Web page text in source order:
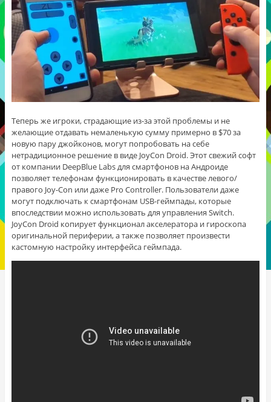
Теперь же игроки, страдающие из-за этой проблемы и не
желающие отдавать немаленькую сумму примерно в $70 за
новую пару джойконов, могут попробовать на себе
нетрадиционное решение в виде JoyCon Droid. Этот свежий софт
от компании DeepBlue Labs для смартфонов на Андроиде
позволяет телефонам функционировать в качестве левого/
правого Joy-Con или даже Pro Controller. Пользователи даже
могут подключать к смартфонам USB-геймпады, которые
впоследствии можно использовать для управления Switch.
JoyCon Droid копирует функционал акселератора и гироскопа
оригинальной периферии, а также позволяет произвести
кастомную настройку интерфейса геймпада.